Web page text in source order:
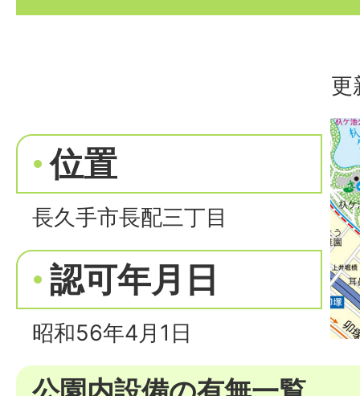
更
位置
長久手市長配三丁目
認可年月日
昭和56年4月1日